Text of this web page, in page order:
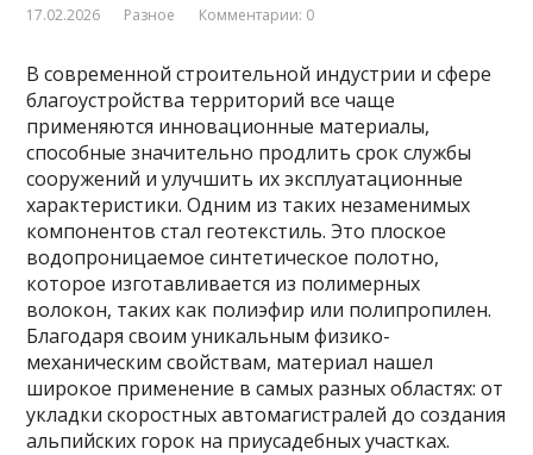
17.02.2026 Разное Комментарии: 0
В современной строительной индустрии и сфере
благоустройства территорий все чаще
применяются инновационные материалы,
способные значительно продлить срок службы
сооружений и улучшить их эксплуатационные
характеристики. Одним из таких незаменимых
компонентов стал геотекстиль. Это плоское
водопроницаемое синтетическое полотно,
которое изготавливается из полимерных
волокон, таких как полиэфир или полипропилен.
Благодаря своим уникальным физико-
механическим свойствам, материал нашел
широкое применение в самых разных областях: от
укладки скоростных автомагистралей до создания
альпийских горок на приусадебных участках.